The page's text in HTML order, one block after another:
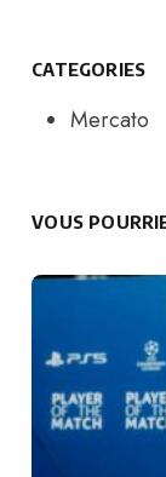
CATEGORIES
Mercato
VOUS